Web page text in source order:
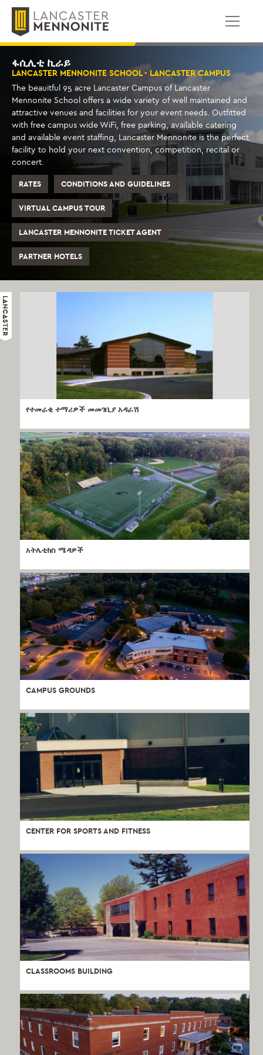
ይውሰዳሉ
ፋሲሊቲ ኪራይ
LANCASTER MENNONITE SCHOOL - LANCASTER CAMPUS
The beauitful 95 acre Lancaster Campus of Lancaster
Mennonite School offers a wide variety of well maintained and
attractive venues and facilities for your event needs. Outfitted
with free campus wide WiFi, free parking, available catering
and available event staffing, Lancaster Mennonite is the perfect
facility to hold your next convention, competition, recital or
concert.
RATES CONDITIONS AND GUIDELINES
VIRTUAL CAMPUS TOUR
LANCASTER MENNONITE TICKET AGENT
PARTNER HOTELS
LANCASTER
የተመራቂ ተማሪዎች መመገቢያ አዳራሽ
አትሌቲክስ ሜዳዎች
CAMPUS GROUNDS
CENTER FOR SPORTS AND FITNESS
CLASSROOMS BUILDING